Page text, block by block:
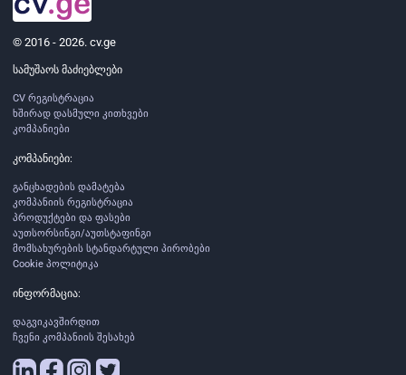
© 2016 - 2026. cv.ge
სამუშაოს მაძიებლები
CV რეგისტრაცია
ხშირად დასმული კითხვები
კომპანიები
კომპანიები:
განცხადების დამატება
კომპანიის რეგისტრაცია
პროდუქტები და ფასები
აუთსორსინგი/აუთსტაფინგი
მომსახურების სტანდარტული პირობები
Cookie პოლიტიკა
ინფორმაცია:
დაგვიკავშირდით
ჩვენი კომპანიის შესახებ